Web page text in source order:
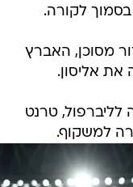
לקורה.
מסוכן, האברץ
אליסון.
לליברפול, טרנט
למשקוף.